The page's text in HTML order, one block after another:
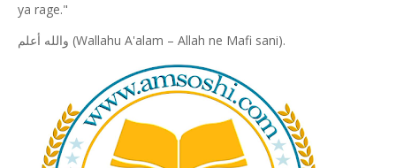
ya rage."
والله أعلم (Wallahu A'alam – Allah ne Mafi sani).